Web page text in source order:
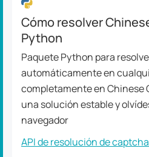
Cómo resolver
Python
Paquete Python para
automáticamente en
completamente en Chinese
una solución estable y
navegador
API de resolución de